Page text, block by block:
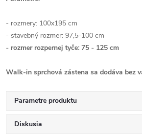
- rozmery: 100x195 cm
- stavebný rozmer: 97,5-100 cm
- rozmer rozpernej tyče: 75 - 125 cm
Walk-in sprchová zástena sa dodáva bez
Parametre produktu
Diskusia